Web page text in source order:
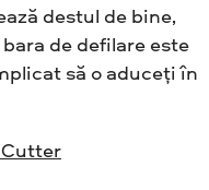
destul de bine,
de defilare este
să o aduceți în